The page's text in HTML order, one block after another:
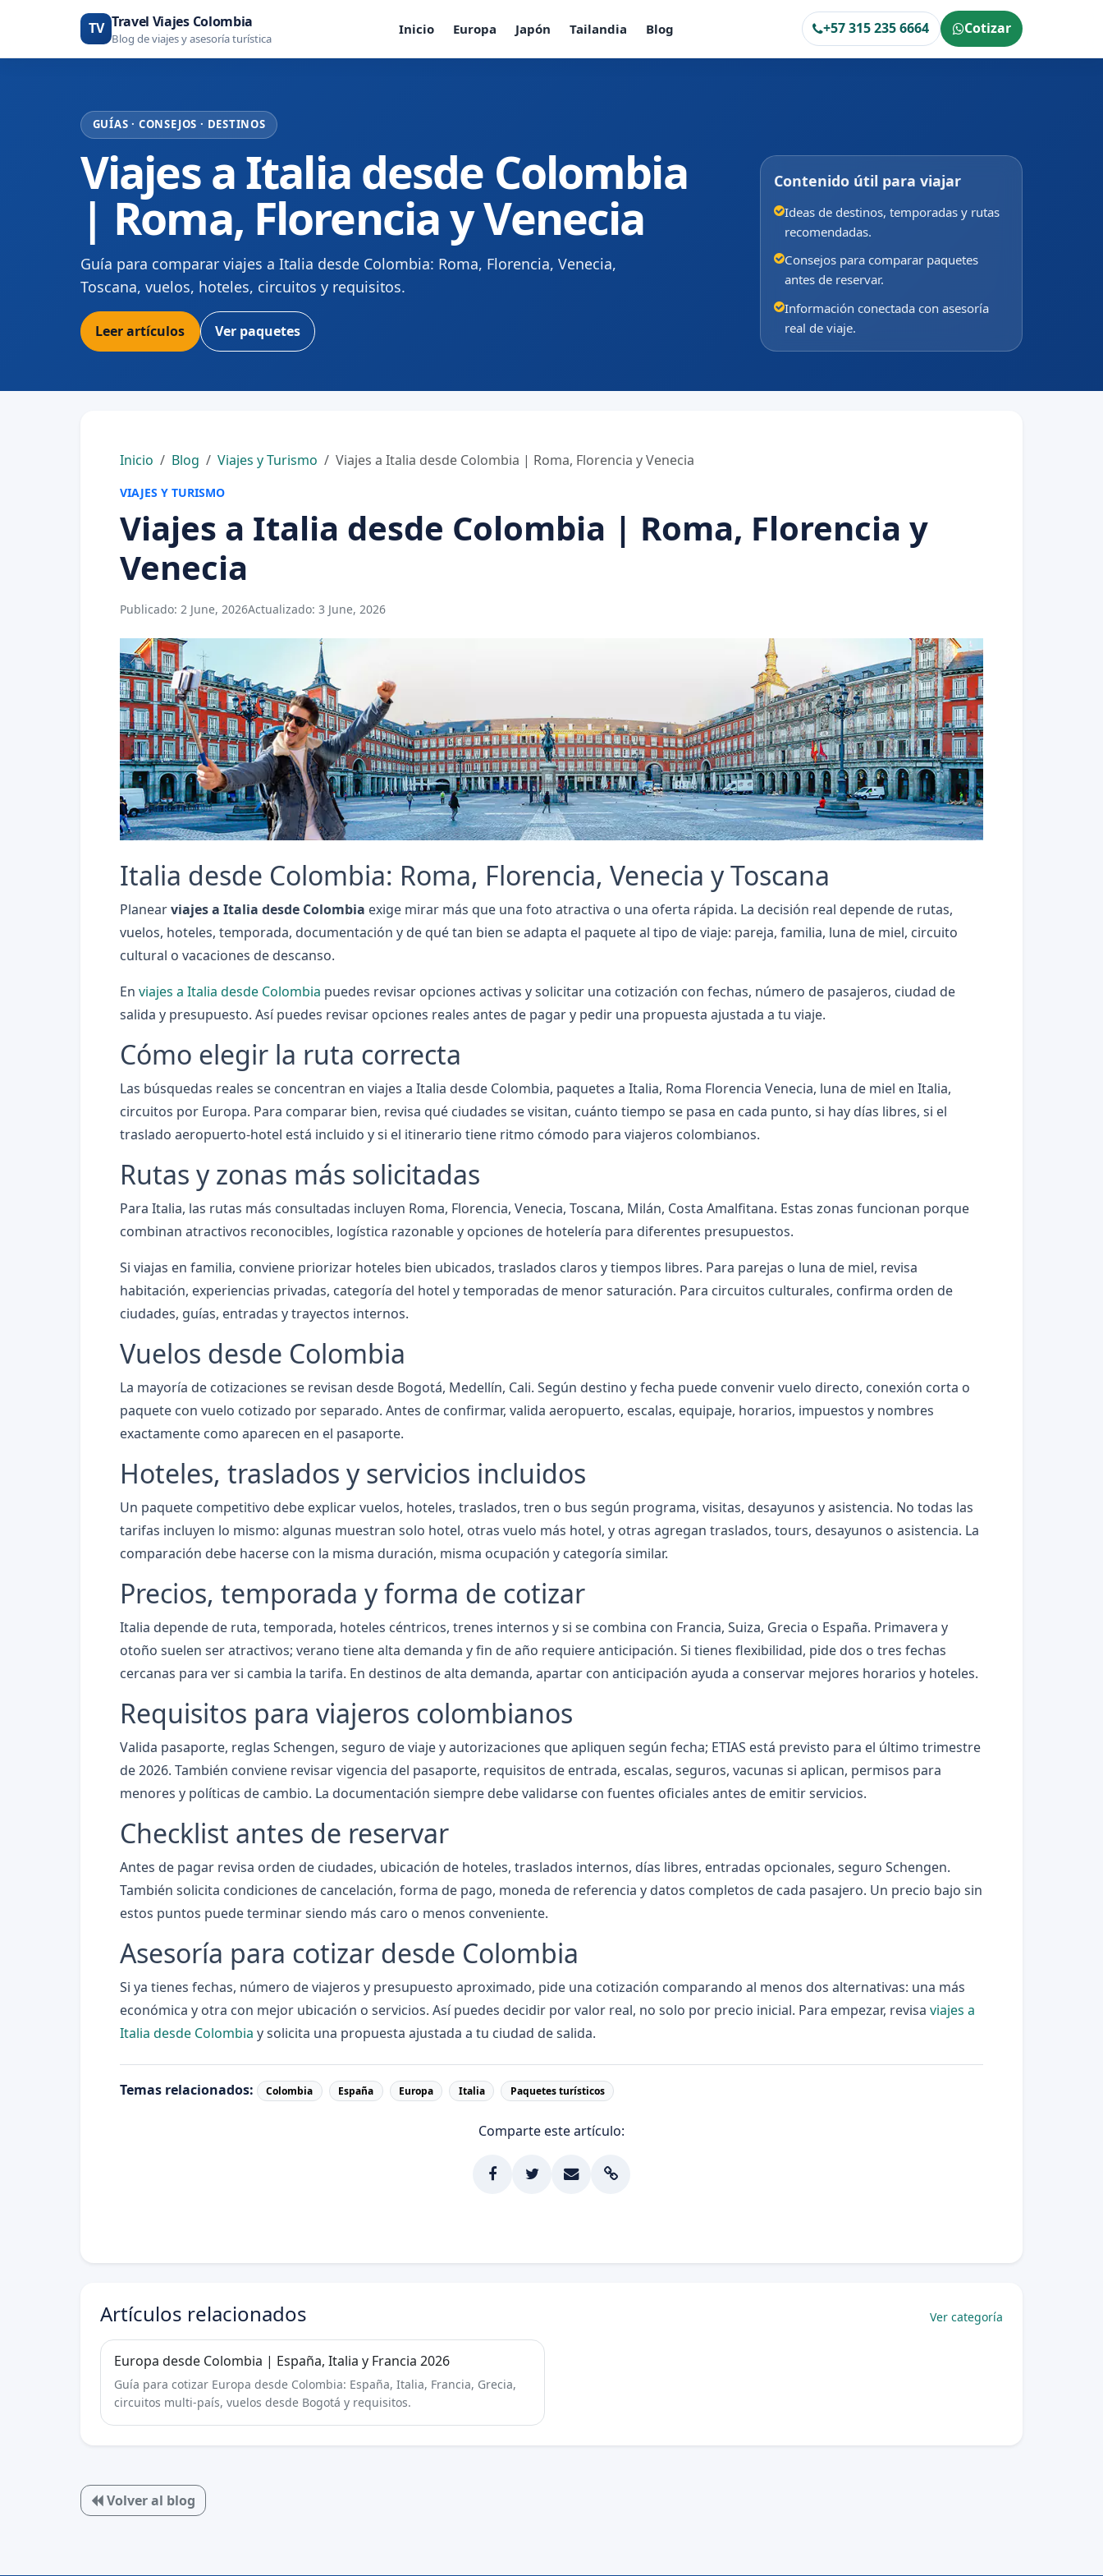
TV Travel Viajes Colombia
Blog de viajes y asesoría turística
Inicio Europa Japón Tailandia Blog +57 315 235 6664 Cotizar
GUÍAS · CONSEJOS · DESTINOS
Viajes a Italia desde Colombia
| Roma, Florencia y Venecia
Guía para comparar viajes a Italia desde Colombia: Roma, Florencia, Venecia,
Toscana, vuelos, hoteles, circuitos y requisitos.
Leer artículos Ver paquetes
Contenido útil para viajar
Ideas de destinos, temporadas y rutas
recomendadas.
Consejos para comparar paquetes
antes de reservar.
Información conectada con asesoría
real de viaje.
Inicio Blog Viajes y Turismo Viajes a Italia desde Colombia | Roma, Florencia y Venecia
VIAJES Y TURISMO
Viajes a Italia desde Colombia | Roma, Florencia y
Venecia
Publicado: 2 June, 2026Actualizado: 3 June, 2026
Italia desde Colombia: Roma, Florencia, Venecia y Toscana
Planearviajes a Italia desde Colombia exige mirar más que una foto atractiva o una oferta rápida. La decisión real depende de rutas,
vuelos, hoteles, temporada, documentación y de qué tan bien se adapta el paquete al tipo de viaje: pareja, familia, luna de miel, circuito
cultural o vacaciones de descanso.
En viajes a Italia desde Colombia puedes revisar opciones activas y solicitar una cotización con fechas, número de pasajeros, ciudad de
salida y presupuesto. Así puedes revisar opciones reales antes de pagar y pedir una propuesta ajustada a tu viaje.
Cómo elegir la ruta correcta
Las búsquedas reales se concentran en viajes a Italia desde Colombia, paquetes a Italia, Roma Florencia Venecia, luna de miel en Italia,
circuitos por Europa. Para comparar bien, revisa qué ciudades se visitan, cuánto tiempo se pasa en cada punto, si hay días libres, si el
traslado aeropuerto-hotel está incluido y si el itinerario tiene ritmo cómodo para viajeros colombianos.
Rutas y zonas más solicitadas
Para Italia, las rutas más consultadas incluyen Roma, Florencia, Venecia, Toscana, Milán, Costa Amalfitana. Estas zonas funcionan porque
combinan atractivos reconocibles, logística razonable y opciones de hotelería para diferentes presupuestos.
Si viajas en familia, conviene priorizar hoteles bien ubicados, traslados claros y tiempos libres. Para parejas o luna de miel, revisa
habitación, experiencias privadas, categoría del hotel y temporadas de menor saturación. Para circuitos culturales, confirma orden de
ciudades, guías, entradas y trayectos internos.
Vuelos desde Colombia
La mayoría de cotizaciones se revisan desde Bogotá, Medellín, Cali. Según destino y fecha puede convenir vuelo directo, conexión corta o
paquete con vuelo cotizado por separado. Antes de confirmar, valida aeropuerto, escalas, equipaje, horarios, impuestos y nombres
exactamente como aparecen en el pasaporte.
Hoteles, traslados y servicios incluidos
Un paquete competitivo debe explicar vuelos, hoteles, traslados, tren o bus según programa, visitas, desayunos y asistencia. No todas las
tarifas incluyen lo mismo: algunas muestran solo hotel, otras vuelo más hotel, y otras agregan traslados, tours, desayunos o asistencia. La
comparación debe hacerse con la misma duración, misma ocupación y categoría similar.
Precios, temporada y forma de cotizar
Italia depende de ruta, temporada, hoteles céntricos, trenes internos y si se combina con Francia, Suiza, Grecia o España. Primavera y
otoño suelen ser atractivos; verano tiene alta demanda y fin de año requiere anticipación. Si tienes flexibilidad, pide dos o tres fechas
cercanas para ver si cambia la tarifa. En destinos de alta demanda, apartar con anticipación ayuda a conservar mejores horarios y hoteles.
Requisitos para viajeros colombianos
Valida pasaporte, reglas Schengen, seguro de viaje y autorizaciones que apliquen según fecha; ETIAS está previsto para el último trimestre
de 2026. También conviene revisar vigencia del pasaporte, requisitos de entrada, escalas, seguros, vacunas si aplican, permisos para
menores y políticas de cambio. La documentación siempre debe validarse con fuentes oficiales antes de emitir servicios.
Checklist antes de reservar
Antes de pagar revisa orden de ciudades, ubicación de hoteles, traslados internos, días libres, entradas opcionales, seguro Schengen.
También solicita condiciones de cancelación, forma de pago, moneda de referencia y datos completos de cada pasajero. Un precio bajo sin
estos puntos puede terminar siendo más caro o menos conveniente.
Asesoría para cotizar desde Colombia
Si ya tienes fechas, número de viajeros y presupuesto aproximado, pide una cotización comparando al menos dos alternativas: una más
económica y otra con mejor ubicación o servicios. Así puedes decidir por valor real, no solo por precio inicial. Para empezar, revisa viajes a
Italia desde Colombia y solicita una propuesta ajustada a tu ciudad de salida.
Temas relacionados: Colombia España Europa Italia Paquetes turísticos
Comparte este artículo:
Artículos relacionados Ver categoría
Europa desde Colombia | España, Italia y Francia 2026
Guía para cotizar Europa desde Colombia: España, Italia, Francia, Grecia,
circuitos multi-país, vuelos desde Bogotá y requisitos.
Volver al blog